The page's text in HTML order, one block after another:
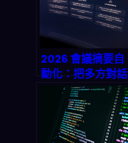
2026 會議摘要自
動化：把多方對話
秒級濃縮成可決策
的結構化筆記，真
的省時間嗎？